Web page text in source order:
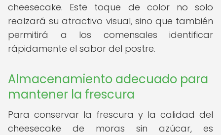
cheesecake. Este toque de color no solo
realzará su atractivo visual, sino que también
permitirá a los comensales identificar
rápidamente el sabor del postre.
Almacenamiento adecuado para
mantener la frescura
Para conservar la frescura y la calidad del
cheesecake de moras sin azúcar, es